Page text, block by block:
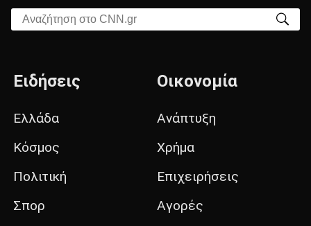
Αναζήτηση στο CNN.gr
Ειδήσεις
Ελλάδα
Κόσμος
Πολιτική
Σπορ
Οικονομία
Ανάπτυξη
Χρήμα
Επιχειρήσεις
Αγορές